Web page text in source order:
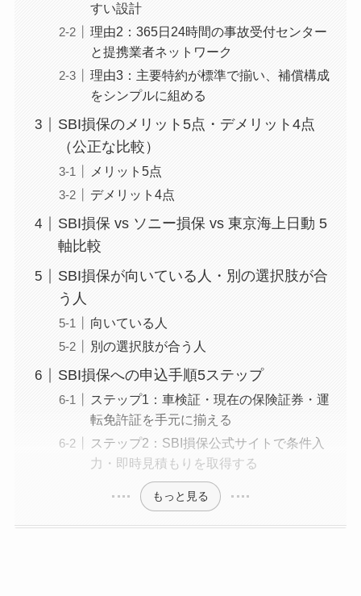
すい設計
理由2：365日24時間の事故受付センター
と提携業者ネットワーク
理由3：主要特約が標準で揃い、補償構成
をシンプルに組める
SBI損保のメリット5点・デメリット4点
（公正な比較）
メリット5点
デメリット4点
SBI損保 vs ソニー損保 vs 東京海上日動 5
軸比較
SBI損保が向いている人・別の選択肢が合
う人
向いている人
別の選択肢が合う人
SBI損保への申込手順5ステップ
ステップ1：車検証・現在の保険証券・運
転免許証を手元に揃える
ステップ2：SBI損保公式サイトで条件入
力・即時見積もりを取得する
もっと見る